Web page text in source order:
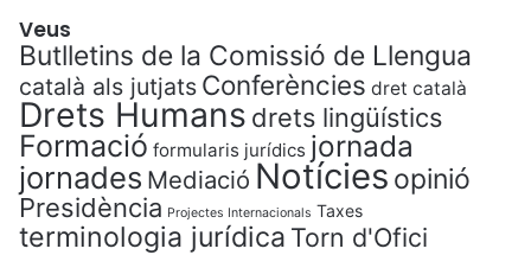
Veus
Butlletins de la Comissió de Llengua
català als jutjats Conferències dret català
Drets Humans drets lingüístics
Formació formularis jurídics jornada
jornades Mediació Notícies opinió
Presidència Projectes Internacionals Taxes
terminologia jurídica Torn d'Ofici